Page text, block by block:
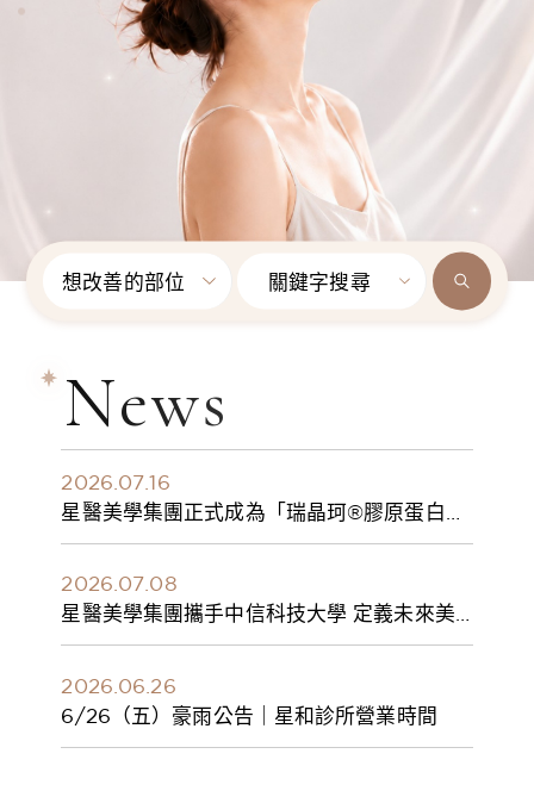
想改善的部位 關鍵字搜尋
News
2026.07.16
星醫美學集團正式成為「瑞晶珂®膠原蛋白植
入劑」台灣獨家總代理
2026.07.08
星醫美學集團攜手中信科技大學 定義未來美
學人才新標準 建構健康美學產學共育模式 串
2026.06.26
6/26（五）豪雨公告｜星和診所營業時間